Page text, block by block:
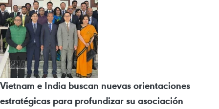
Vietnam e India buscan nuevas orientaciones
estratégicas para profundizar su asociación